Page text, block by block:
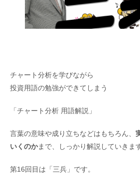
チャート分析を学びながら
投資用語の勉強ができてしまう
「チャート分析 用語解説」
言葉の意味や成り立ちなどはもちろん、
いくのかまで、しっかり解説していきま
第16回目は「三兵」です。